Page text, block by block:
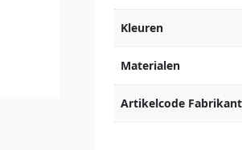
Kleuren
Materialen
Artikelcode Fabrikant